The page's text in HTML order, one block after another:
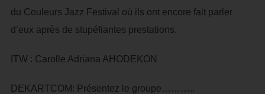
du Couleurs Jazz Festival où ils ont encore fait parler
d’eux après de stupéfiantes prestations.
ITW : Carolle Adriana AHODEKON
DEKARTCOM: Présentez le groupe………..